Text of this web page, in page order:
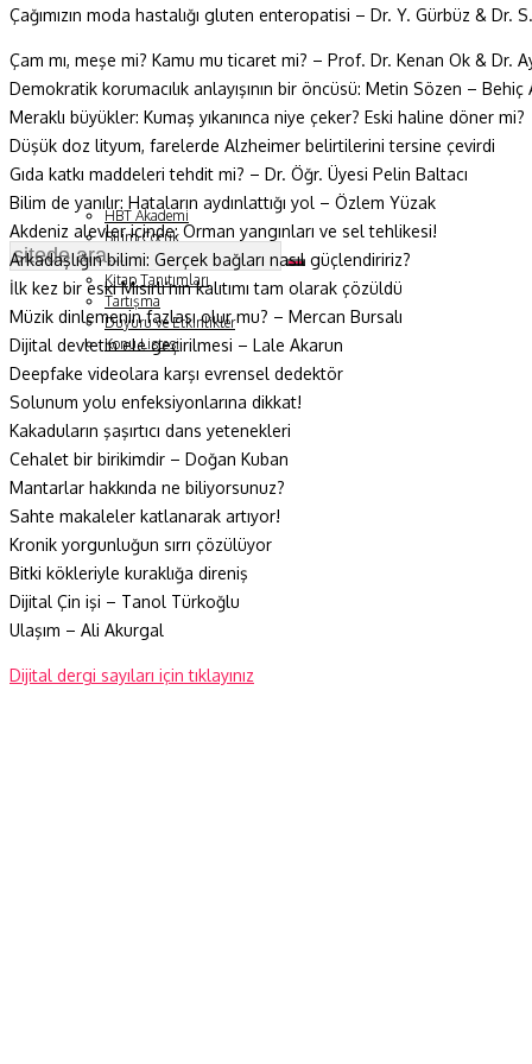
Gezegenimiz
Teknoyaşam
Fazlası
HBT Akademi
Bilim Çocuk
Soru ve Yanıt
Kitap Tanıtımları
Tartışma
Duyuru ve Etkinlikler
Konu Listesi
Çağımızın moda hastalığı gluten enteropatisi – Dr. Y. Gürbüz & Dr.
Çam mı, meşe mi? Kamu mu ticaret mi? – Prof. Dr. Kenan Ok & Dr.
Demokratik korumacılık anlayışının bir öncüsü: Metin Sözen – Behiç
Meraklı büyükler: Kumaş yıkanınca niye çeker? Eski haline döner mi?
Düşük doz lityum, farelerde Alzheimer belirtilerini tersine çevirdi
Gıda katkı maddeleri tehdit mi? – Dr. Öğr. Üyesi Pelin Baltacı
Bilim de yanılır: Hataların aydınlattığı yol – Özlem Yüzak
Akdeniz alevler içinde: Orman yangınları ve sel tehlikesi!
Arkadaşlığın bilimi: Gerçek bağları nasıl güçlendiririz?
İlk kez bir eski Mısırlı’nın kalıtımı tam olarak çözüldü
Müzik dinlemenin fazlası olur mu? – Mercan Bursalı
Dijital devletin ele geçirilmesi – Lale Akarun
Deepfake videolara karşı evrensel dedektör
Solunum yolu enfeksiyonlarına dikkat!
Kakaduların şaşırtıcı dans yetenekleri
Cehalet bir birikimdir – Doğan Kuban
Mantarlar hakkında ne biliyorsunuz?
Sahte makaleler katlanarak artıyor!
Kronik yorgunluğun sırrı çözülüyor
Bitki kökleriyle kuraklığa direniş
Dijital Çin işi – Tanol Türkoğlu
Ulaşım – Ali Akurgal
Dijital dergi sayıları için tıklayınız